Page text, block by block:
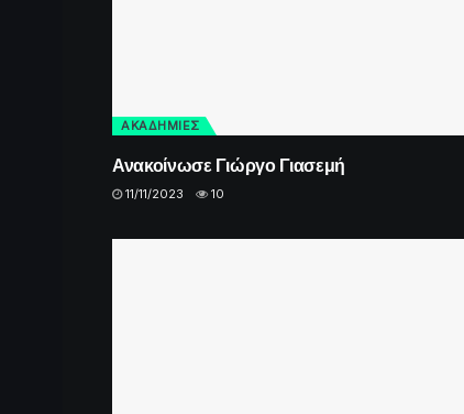
ΑΚΑΔΗΜΙΕΣ
Ανακοίνωσε Γιώργο Γιασεμή
11/11/2023 10